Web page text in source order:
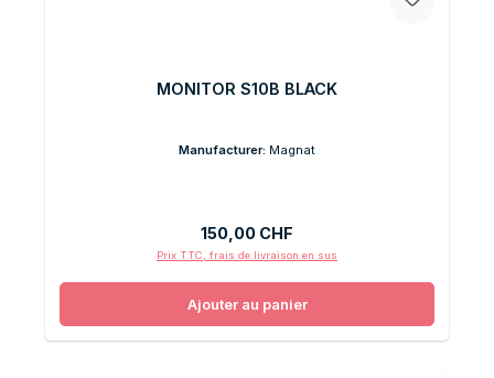
MONITOR S10B BLACK
Manufacturer: Magnat
Prix régulier :
150,00 CHF
Prix TTC, frais de livraison en sus
Ajouter au panier